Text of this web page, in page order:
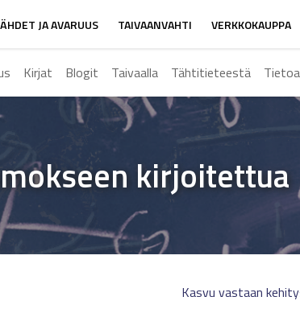
JA AVARUUS TAIVAANVAHTI VERKKOKAUPPA
Kirjat Blogit Taivaalla Tähtitieteestä
kirjoitettua
Kasvu vastaan